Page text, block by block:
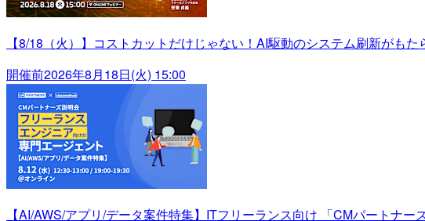
【8/18（火）】コストカットだけじゃない！AI駆動のシステム刷新がも
開催前2026年8月18日(火) 15:00
【AI/AWS/アプリ/データ案件特集】ITフリーランス向け 「CMパートナー